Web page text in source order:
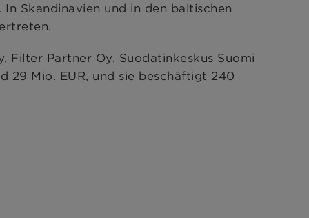
Skandinavien und in den baltischen
Filter Partner Oy, Suodatinkeskus Suomi
29 Mio. EUR, und sie beschäftigt 240